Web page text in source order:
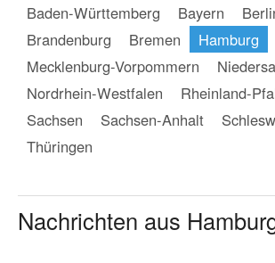
Baden-Württemberg Bayern
Brandenburg
Bremen Hamburg
Mecklenburg-Vorpommern
Nordrhein-Westfalen
Rheinland-
Sachsen
Sachsen-Anhalt
Thüringen
Nachrichten aus